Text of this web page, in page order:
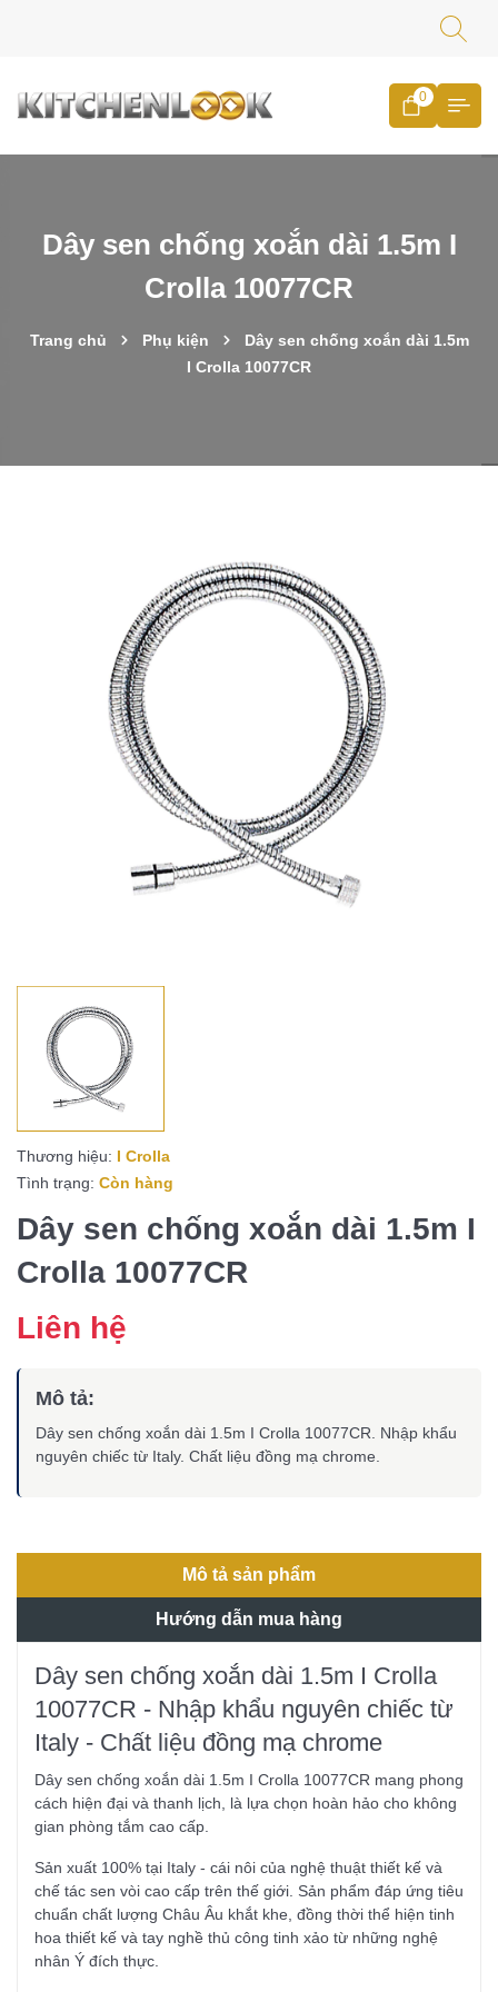
0
Dây sen chống xoắn dài 1.5m I
Crolla 10077CR
Trang chủ Phụ kiện
Dây sen chống xoắn dài 1.5m
I Crolla 10077CR
Thương hiệu: I Crolla
Tình trạng: Còn hàng
Dây sen chống xoắn dài 1.5m I
Crolla 10077CR
Liên hệ
Mô tả:
Dây sen chống xoắn dài 1.5m I Crolla 10077CR. Nhập khẩu
nguyên chiếc từ Italy. Chất liệu đồng mạ chrome.
Mô tả sản phẩm
Hướng dẫn mua hàng
Dây sen chống xoắn dài 1.5m I Crolla
10077CR - Nhập khẩu nguyên chiếc từ
Italy - Chất liệu đồng mạ chrome
Dây sen chống xoắn dài 1.5m I Crolla 10077CR mang phong
cách hiện đại và thanh lịch, là lựa chọn hoàn hảo cho không
gian phòng tắm cao cấp.
Sản xuất 100% tại Italy - cái nôi của nghệ thuật thiết kế và
chế tác sen vòi cao cấp trên thế giới. Sản phẩm đáp ứng tiêu
chuẩn chất lượng Châu Âu khắt khe, đồng thời thể hiện tinh
hoa thiết kế và tay nghề thủ công tinh xảo từ những nghệ
nhân Ý đích thực.